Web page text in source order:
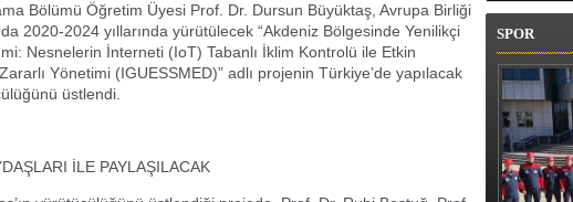
Bölümü Öğretim Üyesi Prof. Dr. Dursun Büyüktaş, Avrupa Birliği
2020-2024 yıllarında yürütülecek “Akdeniz Bölgesinde Yenilikçi
Nesnelerin İnterneti (IoT) Tabanlı İklim Kontrolü ile Etkin
Yönetimi (IGUESSMED)” adlı projenin Türkiye’de yapılacak
üstlendi.
İLE PAYLAŞILACAK
SPOR